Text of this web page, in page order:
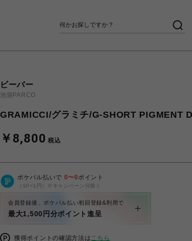
ビーバー
池袋PARCO
GRAMICCI/グラミチ/G-SHORT PIGMENT
￥8,800 税込
ポケパル払いで 0〜0ポイント
（1P=1円）※キャンペーン分除く
会員登録後、ポケパル払い初回登録&利用で
最大1,500円分ポイント進呈
獲得ポイントの確認方法はこちら